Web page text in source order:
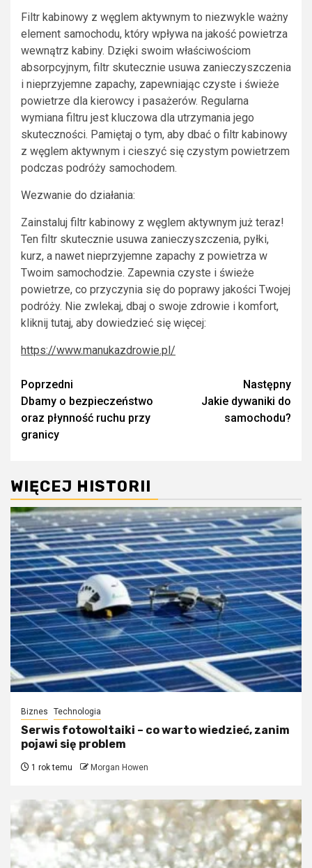
Filtr kabinowy z węglem aktywnym to niezwykle ważny
element samochodu, który wpływa na jakość powietrza
wewnątrz kabiny. Dzięki swoim właściwościom
absorpcyjnym, filtr skutecznie usuwa zanieczyszczenia
i nieprzyjemne zapachy, zapewniając czyste i świeże
powietrze dla kierowcy i pasażerów. Regularna
wymiana filtru jest kluczowa dla utrzymania jego
skuteczności. Pamiętaj o tym, aby dbać o filtr kabinowy
z węglem aktywnym i cieszyć się czystym powietrzem
podczas podróży samochodem.
Wezwanie do działania:
Zainstaluj filtr kabinowy z węglem aktywnym już teraz!
Ten filtr skutecznie usuwa zanieczyszczenia, pyłki,
kurz, a nawet nieprzyjemne zapachy z powietrza w
Twoim samochodzie. Zapewnia czyste i świeże
powietrze, co przyczynia się do poprawy jakości Twojej
podróży. Nie zwlekaj, dbaj o swoje zdrowie i komfort,
kliknij tutaj, aby dowiedzieć się więcej:
https://www.manukazdrowie.pl/
Zobacz
wpisy
Poprzedni
Dbamy o bezpieczeństwo
oraz płynność ruchu przy
granicy
Następny
Jakie dywaniki do
samochodu?
WIĘCEJ HISTORII
Biznes Technologia
Serwis fotowoltaiki – co warto wiedzieć, zanim
pojawi się problem
1 rok temu Morgan Howen